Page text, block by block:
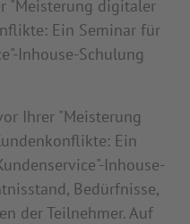
"Meisterung digitaler
Ein Seminar für
Inhouse-Schulung
Ihrer "Meisterung
Ein
Inhouse-
Bedürfnisse,
der Teilnehmer. Auf